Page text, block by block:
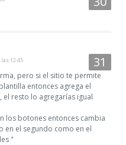
las 12:45
pero si el sitio te permite
entonces agrega el
el resto lo agregarías igual
los botones entonces cambia
en el segundo como en el
"